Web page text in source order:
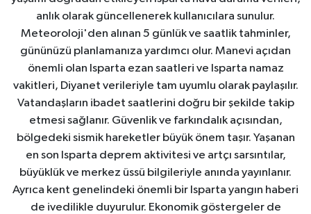
anlık olarak güncellenerek kullanıcılara sunulur.
Meteoroloji'den alınan 5 günlük ve saatlik tahminler,
gününüzü planlamanıza yardımcı olur. Manevi açıdan
önemli olan Isparta ezan saatleri ve Isparta namaz
vakitleri, Diyanet verileriyle tam uyumlu olarak paylaşılır.
Vatandaşların ibadet saatlerini doğru bir şekilde takip
etmesi sağlanır. Güvenlik ve farkındalık açısından,
bölgedeki sismik hareketler büyük önem taşır. Yaşanan
en son Isparta deprem aktivitesi ve artçı sarsıntılar,
büyüklük ve merkez üssü bilgileriyle anında yayınlanır.
Ayrıca kent genelindeki önemli bir Isparta yangın haberi
de ivedilikle duyurulur. Ekonomik göstergeler de